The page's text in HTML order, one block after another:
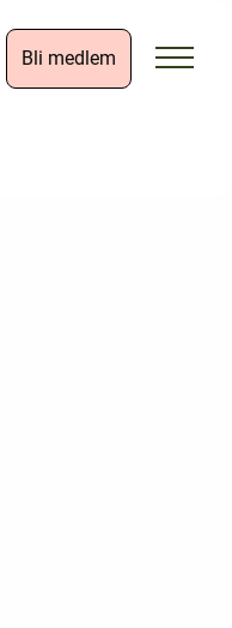
Bli medlem